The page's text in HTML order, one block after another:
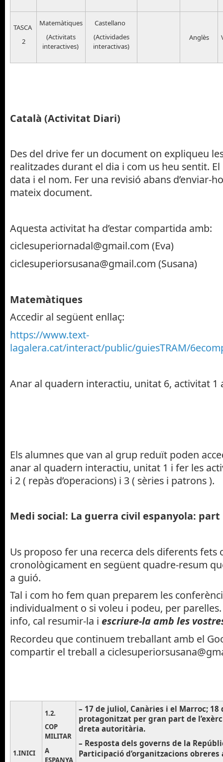
TASCA
2
Matemàtiques
(Activitats
interactives)
Castellano
(Actividades
interactivas)
Anglès
Català (Activitat Diari)
Des del drive fer un document on expliqueu
realitzades durant el dia i com us heu sentit.
data i el nom. Fer una revisió abans d’enviar-
mateix document.
Aquesta activitat ha d’estar compartida amb:
ciclesuperiornadal@gmail.com (Eva)
ciclesuperiorsusana@gmail.com (Susana)
Matemàtiques
Accedir al següent enllaç:
https://www.text-
lagalera.cat/interact/public/guiesTRAM/
Anar al quadern interactiu, unitat 6, activitat 1
Els alumnes que van al grup reduït poden
anar al quadern interactiu, unitat 1 i fer les
i 2 ( repàs d’operacions) i 3 ( sèries i patrons ).
Medi social: La guerra civil espanyola: part
Us proposo fer una recerca dels diferents fets
cronològicament en següent quadre-resum
a guió.
Tal i com ho fem quan preparem les
individualment o si voleu i podeu, per
info, cal resumir-la i escriure-la amb les
Recordeu que continuem treballant amb el
compartir el treball a
1.INICI
1.2.
COP
MILITAR
A
ESPANYA
– 17 de juliol, Canàries i el Marroc;
protagonitzat per gran part de
dreta autoritària.
– Resposta dels governs de la
Participació d’organitzacions